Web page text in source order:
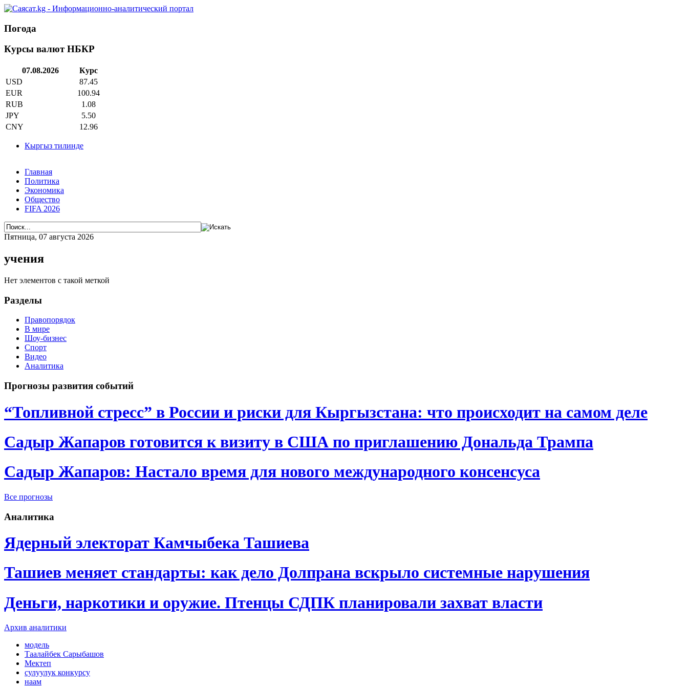
Погода
Курсы валют НБКР
07.08.2026
Курс
USD
87.45
EUR
100.94
RUB
1.08
JPY
5.50
CNY
12.96
Кыргыз тилинде
Главная
Политика
Экономика
Общество
FIFA 2026
Пятница, 07 августа 2026
учения
Нет элементов с такой меткой
Разделы
Правопорядок
В мире
Шоу-бизнес
Спорт
Видео
Аналитика
Прогнозы развития событий
“Топливной стресс” в России и риски для Кыргызстана: что происходит на самом деле
Садыр Жапаров готовится к визиту в США по приглашению Дональда Трампа
Садыр Жапаров: Настало время для нового международного консенсуса
Все прогнозы
Аналитика
Ядерный электорат Камчыбека Ташиева
Ташиев меняет стандарты: как дело Долпрана вскрыло системные нарушения
Деньги, наркотики и оружие. Птенцы СДПК планировали захват власти
Архив аналитики
модель
Таалайбек Сарыбашов
Мектеп
сулуулук конкурсу
наам